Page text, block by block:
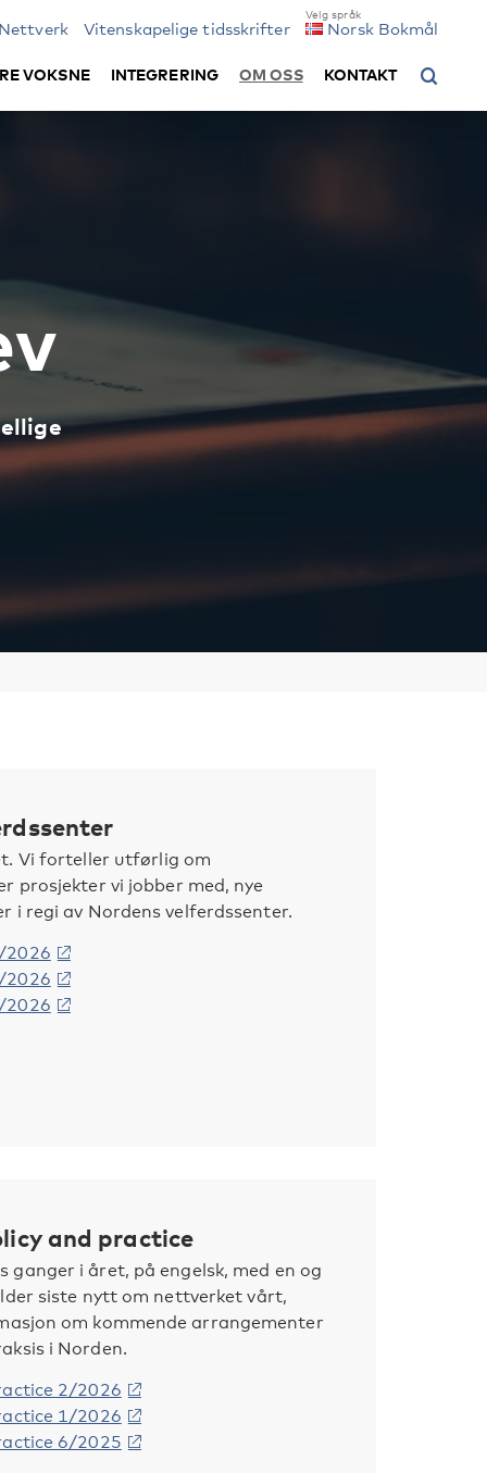
Nettverk Vitenskapelige tidsskrifter Norsk Bokmål
VOKSNE INTEGRERING OM OSS KONTAKT
Vi forteller utførlig om
prosjekter vi jobber med, nye
i regi av Nordens velferdssenter.
2026
2026
2026
and practice
i året, på engelsk, med en og
siste nytt om nettverket vårt,
om kommende arrangementer
i Norden.
2/2026
1/2026
6/2025